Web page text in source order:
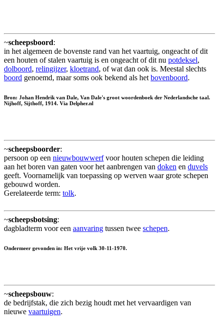
~scheepsboord:
in het algemeen de bovenste rand van het vaartuig, ongeacht of dit
een houten of stalen vaartuig is en ongeacht of dit nu potdeksel,
dolboord, relingijzer, kloetrand, of wat dan ook is. Meestal slechts
boord genoemd, maar soms ook bekend als het bovenboord.
Bron: Johan Hendrik van Dale, Van Dale's groot woordenboek der Nederlandsche taal.
Nijhoff, Sijthoff, 1914. Via Delpher.nl
~scheepsboorder:
persoon op een nieuwbouwwerfvoor houten schepen die leiding
aan het boren van gaten voor het aanbrengen van doken en duvels
geeft. Voornamelijk van toepassing op werven waar grote schepen
gebouwd worden.
Gerelateerde term: tolk.
~scheepsbotsing:
dagbladterm voor een aanvaring tussen twee schepen.
Ondermeer gevonden in: Het vrije volk 30-11-1970.
~scheepsbouw:
de bedrijfstak, die zich bezig houdt met het vervaardigen van
nieuwe vaartuigen.